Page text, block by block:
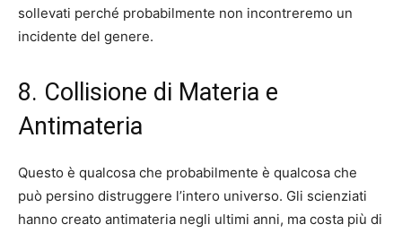
sollevati perché probabilmente non incontreremo un
incidente del genere.
8. Collisione di Materia e
Antimateria
Questo è qualcosa che probabilmente è qualcosa che
può persino distruggere l’intero universo. Gli scienziati
hanno creato antimateria negli ultimi anni, ma costa più di